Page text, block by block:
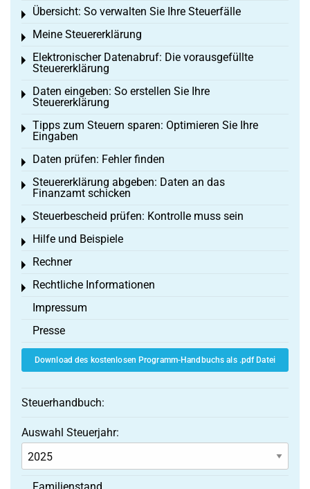
Übersicht: So verwalten Sie Ihre Steuerfälle
Toggle menu
Meine Steuererklärung
Toggle menu
Elektronischer Datenabruf: Die vorausgefüllte
Steuererklärung
Toggle menu
Daten eingeben: So erstellen Sie Ihre
Steuererklärung
Toggle menu
Tipps zum Steuern sparen: Optimieren Sie Ihre
Eingaben
Toggle menu
Daten prüfen: Fehler finden
Toggle menu
Steuererklärung abgeben: Daten an das
Finanzamt schicken
Toggle menu
Steuerbescheid prüfen: Kontrolle muss sein
Toggle menu
Hilfe und Beispiele
Toggle menu
Rechner
Toggle menu
Rechtliche Informationen
Toggle menu
Impressum
Presse
Download des kostenlosen Programm-Handbuchs als .pdf Datei
Steuerhandbuch:
Auswahl Steuerjahr: